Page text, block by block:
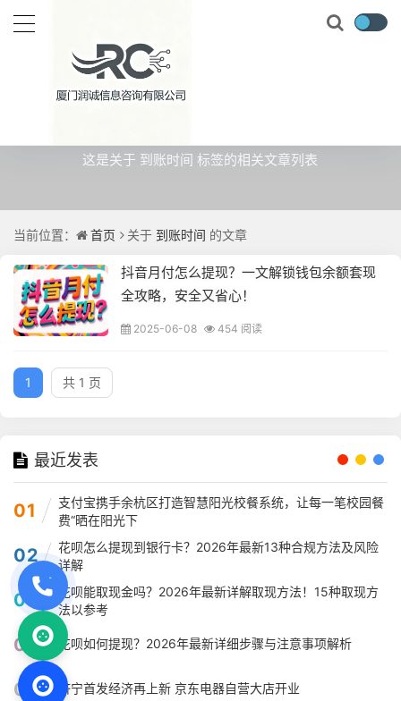
这是关于 到账时间 标签的相关文章列表
当前位置： 首页 关于 到账时间 的文章
抖音月付怎么提现？一文解锁钱包余额套现
全攻略，安全又省心！
2025-06-08 454 阅读
1 共 1 页
最近发表
01
支付宝携手余杭区打造智慧阳光校餐系统，让每一笔校园餐
费“晒在阳光下
02
花呗怎么提现到银行卡？2026年最新13种合规方法及风险
详解
03
花呗能取现金吗？2026年最新详解取现方法！15种取现方
法以参考
04 花呗如何提现？2026年最新详细步骤与注意事项解析
05 济宁首发经济再上新 京东电器自营大店开业